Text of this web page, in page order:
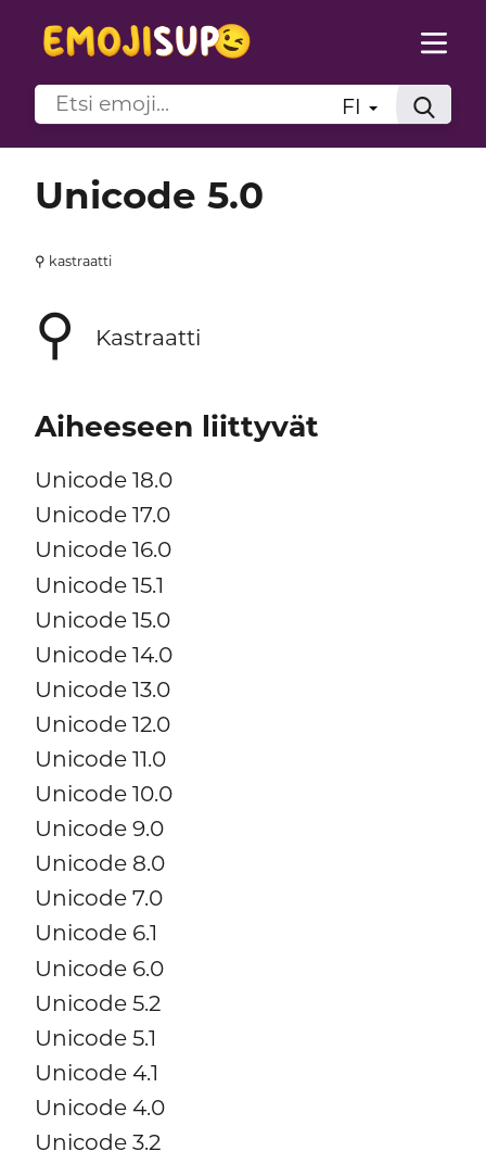
FI
Unicode 5.0
⚲ kastraatti
⚲ Kastraatti
Aiheeseen liittyvät
Unicode 18.0
Unicode 17.0
Unicode 16.0
Unicode 15.1
Unicode 15.0
Unicode 14.0
Unicode 13.0
Unicode 12.0
Unicode 11.0
Unicode 10.0
Unicode 9.0
Unicode 8.0
Unicode 7.0
Unicode 6.1
Unicode 6.0
Unicode 5.2
Unicode 5.1
Unicode 4.1
Unicode 4.0
Unicode 3.2